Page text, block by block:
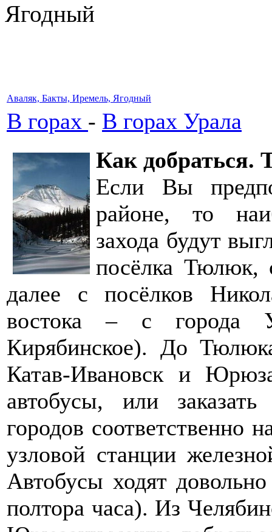
Ягодный
Аваляк, Бакты, Иремель, Ягодный
В горах - В горах Урала
Как добраться.
Если Вы
районе, то
захода будут
посёлка Тюлюк,
далее с посёлков
востока – с города
Кирябинское). До
Катав-Ивановск и
автобусы, или
городов соответственно
узловой станции
Автобусы ходят
полтора часа). Из